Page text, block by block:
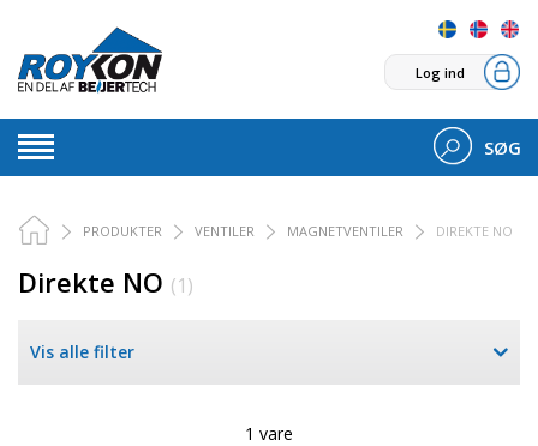
Log ind
SØG
PRODUKTER VENTILER MAGNETVENTILER DIREKTE NO
Direkte NO (1)
Vis alle filter
1 vare